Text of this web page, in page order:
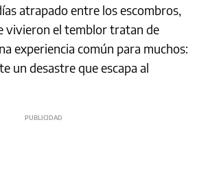
atrapado entre los escombros,
vivieron el temblor tratan de
experiencia común para muchos:
un desastre que escapa al